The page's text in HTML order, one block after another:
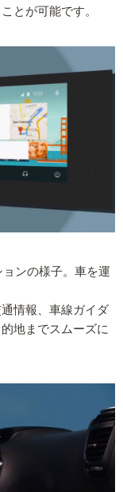
とが可能です。
ンの様子。車を運
情報、車線ガイダ
地までスムーズに